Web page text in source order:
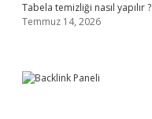
Tabela temizliği nasıl yapılır ?
Temmuz 14, 2026